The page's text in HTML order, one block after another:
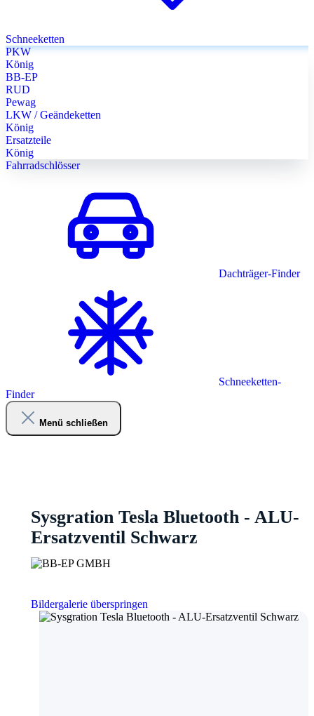
Schneeketten
PKW
König
BB-EP
RUD
Pewag
LKW / Geändeketten
König
Ersatzteile
König
Fahrradschlösser
Dachträger-Finder
Schneeketten-
Finder
Menü schließen
Sysgration Tesla Bluetooth - ALU-
Ersatzventil Schwarz
Bildergalerie überspringen